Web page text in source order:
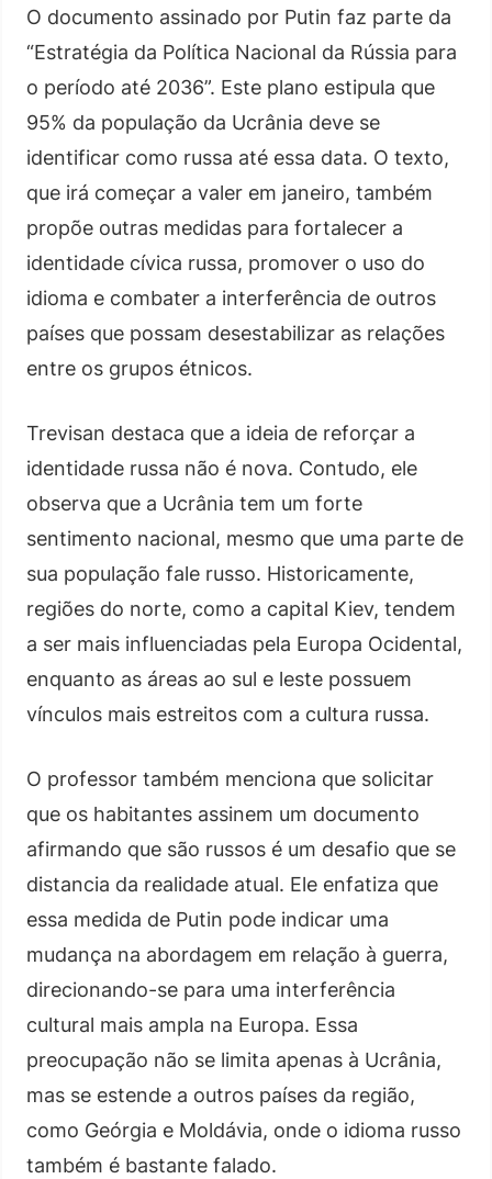
O documento assinado por Putin faz parte da
“Estratégia da Política Nacional da Rússia para
o período até 2036”. Este plano estipula que
95% da população da Ucrânia deve se
identificar como russa até essa data. O texto,
que irá começar a valer em janeiro, também
propõe outras medidas para fortalecer a
identidade cívica russa, promover o uso do
idioma e combater a interferência de outros
países que possam desestabilizar as relações
entre os grupos étnicos.
Trevisan destaca que a ideia de reforçar a
identidade russa não é nova. Contudo, ele
observa que a Ucrânia tem um forte
sentimento nacional, mesmo que uma parte de
sua população fale russo. Historicamente,
regiões do norte, como a capital Kiev, tendem
a ser mais influenciadas pela Europa Ocidental,
enquanto as áreas ao sul e leste possuem
vínculos mais estreitos com a cultura russa.
O professor também menciona que solicitar
que os habitantes assinem um documento
afirmando que são russos é um desafio que se
distancia da realidade atual. Ele enfatiza que
essa medida de Putin pode indicar uma
mudança na abordagem em relação à guerra,
direcionando-se para uma interferência
cultural mais ampla na Europa. Essa
preocupação não se limita apenas à Ucrânia,
mas se estende a outros países da região,
como Geórgia e Moldávia, onde o idioma russo
também é bastante falado.